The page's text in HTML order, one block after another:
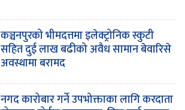
कञ्चनपुरको भीमदत्तमा इलेक्ट्रोनिक स्कुटी
सहित दुई लाख बढीको अवैध सामान बेवारिसे
अवस्थामा बरामद
नगद कारोबार गर्ने उपभोक्ताका लागि करदाता